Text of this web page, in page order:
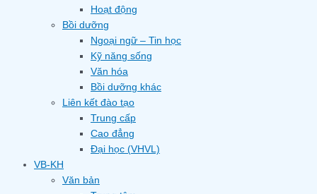
Hoạt động
Bồi dưỡng
Ngoại ngữ – Tin học
Kỹ năng sống
Văn hóa
Bồi dưỡng khác
Liên kết đào tạo
Trung cấp
Cao đẳng
Đại học (VHVL)
VB-KH
Văn bản